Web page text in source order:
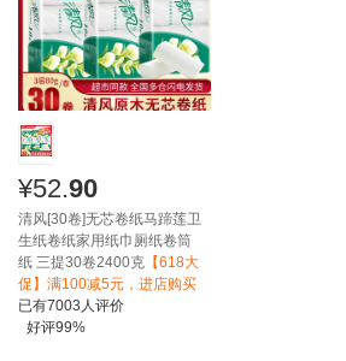
¥52.90
清风[30卷]无芯卷纸马蹄莲卫
生纸卷纸家用纸巾厕纸卷筒
纸 三提30卷2400克 【618大
促】满100减5元，进店购买
已有7003 人评价
好评99%